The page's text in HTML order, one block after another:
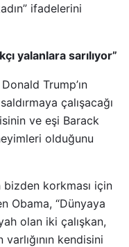
ifadelerini
yalanlara sarılıyor”
Trump’ın
çalışacağı
ve eşi Barack
olduğunu
bizden korkması için
Obama, “Dünyaya
olan iki çalışkan,
kendisini